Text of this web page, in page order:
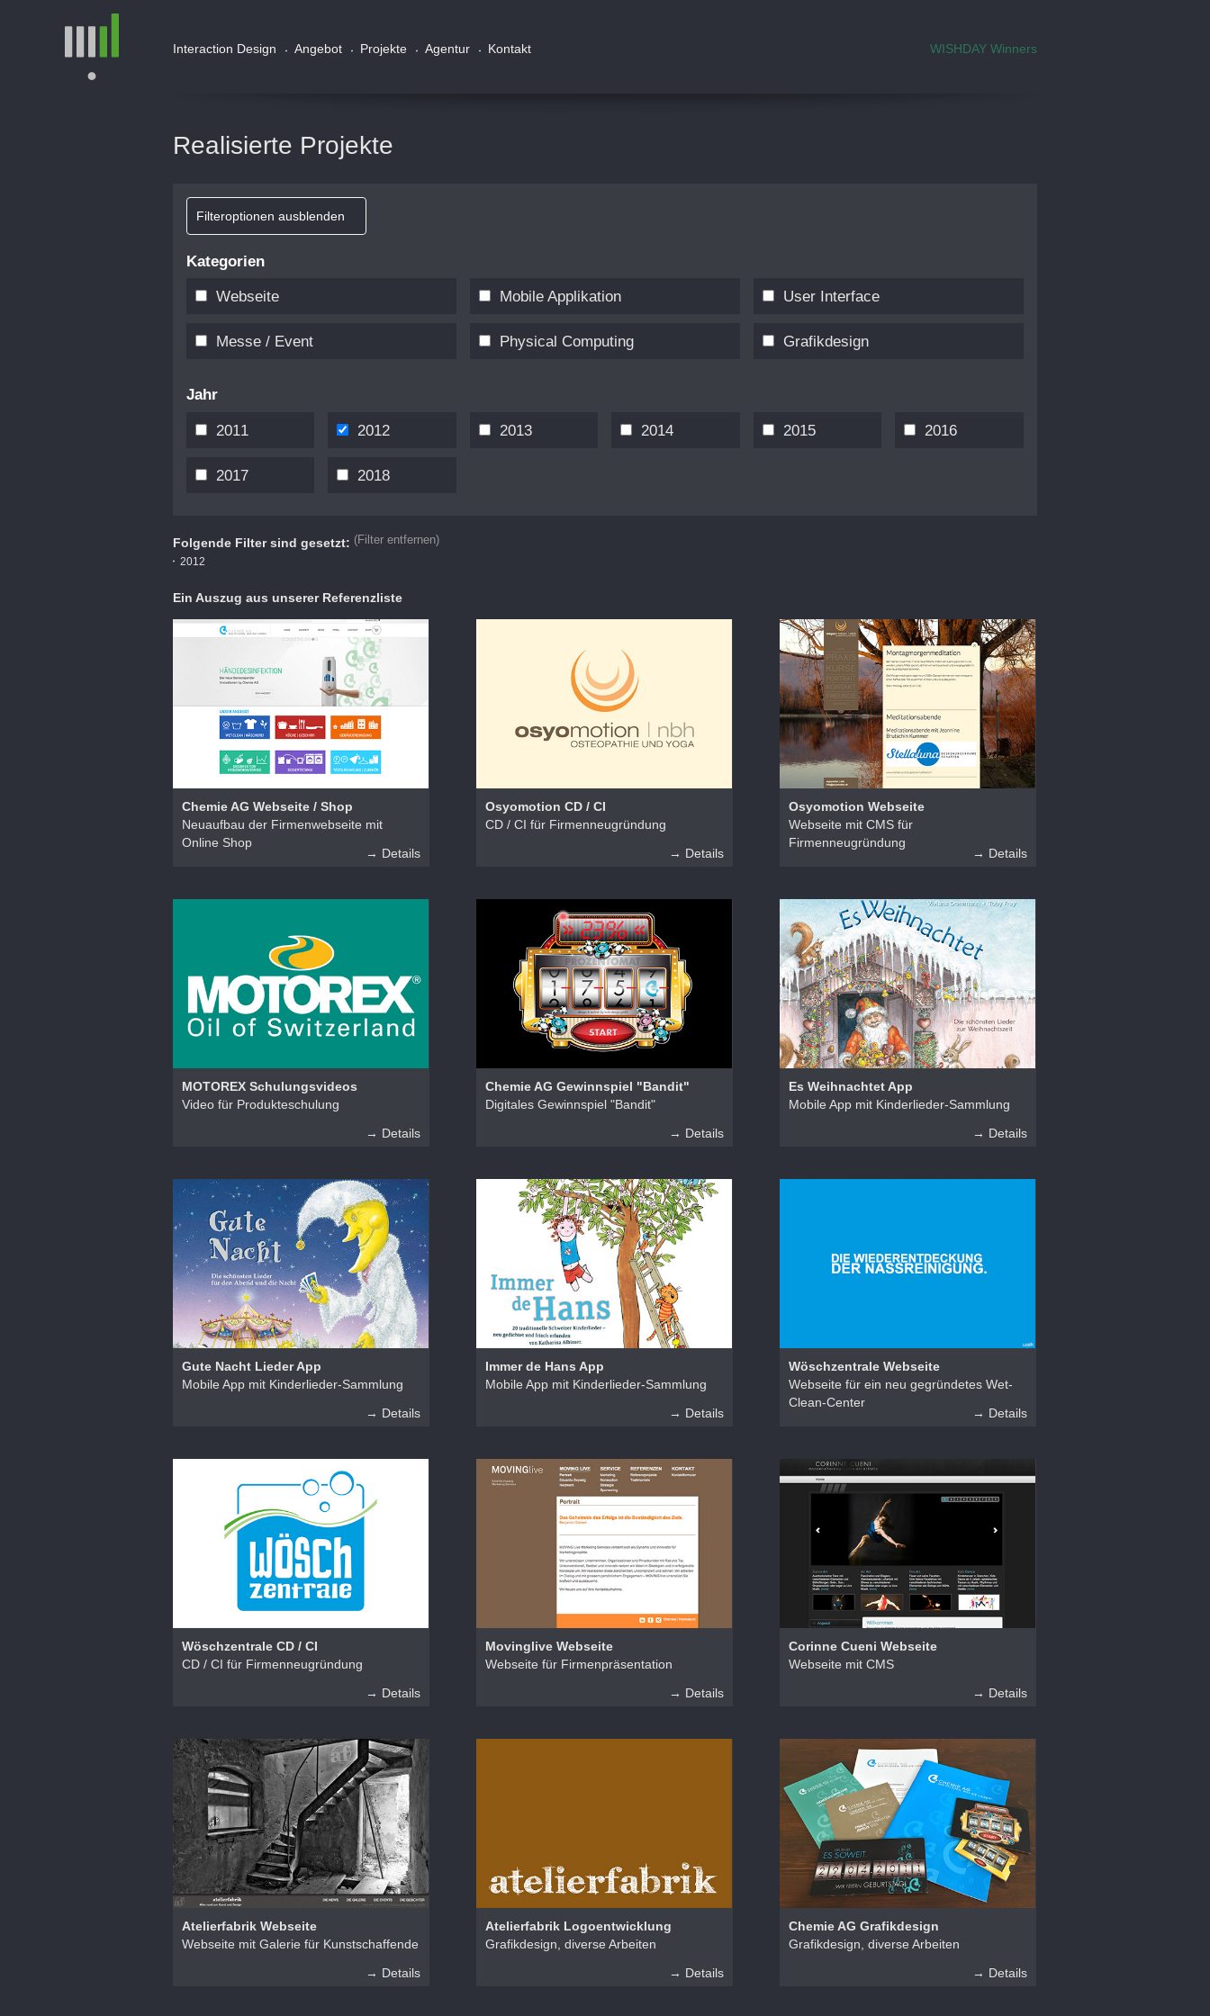
Interaction Design Angebot Projekte Agentur Kontakt WISHDAY Winners
Realisierte Projekte
Filteroptionen ausblenden
Kategorien
Webseite Mobile Applikation User Interface
Messe / Event Physical Computing Grafikdesign
Jahr
2011 2012 2013 2014 2015 2016
2017 2018
Folgende Filter sind gesetzt: (Filter entfernen)
2012
Ein Auszug aus unserer Referenzliste
Chemie AG Webseite / Shop
Neuaufbau der Firmenwebseite mit
Online Shop
→ Details
Osyomotion CD / CI
CD / CI für Firmenneugründung
→ Details
Osyomotion Webseite
Webseite mit CMS für
Firmenneugründung
→ Details
MOTOREX Schulungsvideos
Video für Produkteschulung
→ Details
Chemie AG Gewinnspiel "Bandit"
Digitales Gewinnspiel "Bandit"
→ Details
Es Weihnachtet App
Mobile App mit Kinderlieder-Sammlung
→ Details
Gute Nacht Lieder App
Mobile App mit Kinderlieder-Sammlung
→ Details
Immer de Hans App
Mobile App mit Kinderlieder-Sammlung
→ Details
Wöschzentrale Webseite
Webseite für ein neu gegründetes Wet-
Clean-Center
→ Details
Wöschzentrale CD / CI
CD / CI für Firmenneugründung
→ Details
Movinglive Webseite
Webseite für Firmenpräsentation
→ Details
Corinne Cueni Webseite
Webseite mit CMS
→ Details
Atelierfabrik Webseite
Webseite mit Galerie für Kunstschaffende
→ Details
Atelierfabrik Logoentwicklung
Grafikdesign, diverse Arbeiten
→ Details
Chemie AG Grafikdesign
Grafikdesign, diverse Arbeiten
→ Details